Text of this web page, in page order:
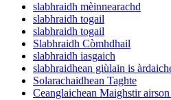
slabhraidh mèinnearachd
slabhraidh togail
slabhraidh togail
Slabhraidh Còmhdhail
slabhraidh iasgaich
slabhraidhean giùlain is
Solarachaidhean Taghte
Ceanglaichean Maighstir